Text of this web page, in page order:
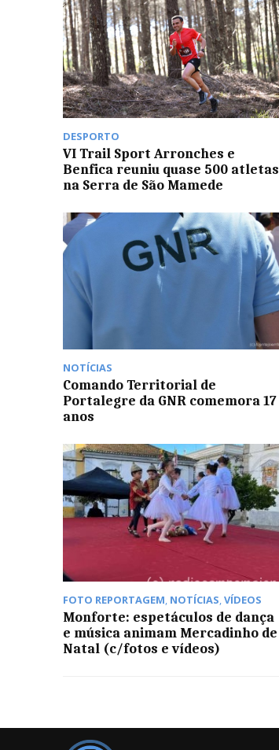
DESPORTO
VI Trail Sport Arronches e
Benfica reuniu quase 500 atletas
na Serra de São Mamede
NOTÍCIAS
Comando Territorial de
Portalegre da GNR comemora 17
anos
FOTO REPORTAGEM, NOTÍCIAS,VÍDEOS
Monforte: espetáculos de dança
e música animam Mercadinho de
Natal (c/fotos e vídeos)